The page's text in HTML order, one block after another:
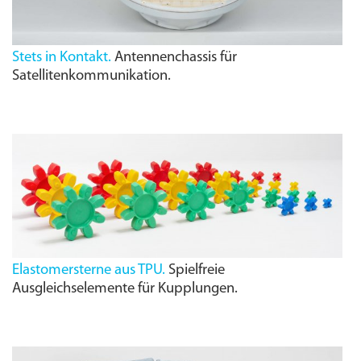
Stets in Kontakt. Antennenchassis für
Satellitenkommunikation.
Elastomersterne aus TPU. Spielfreie
Ausgleichselemente für Kupplungen.